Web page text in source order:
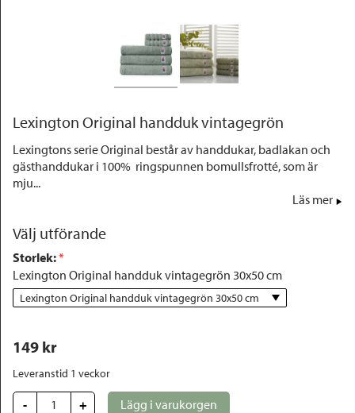
Lexington Original handduk vintagegrön
Lexingtons serie Original består av handdukar, badlakan och
gästhanddukar i 100% ringspunnen bomullsfrotté, som är
mju...
Läs mer
Välj utförande
Storlek: *
Lexington Original handduk vintagegrön 30x50 cm
Lexington Original handduk vintagegrön 30x50 cm
149 kr
Leveranstid 1 veckor
- + Lägg i varukorgen